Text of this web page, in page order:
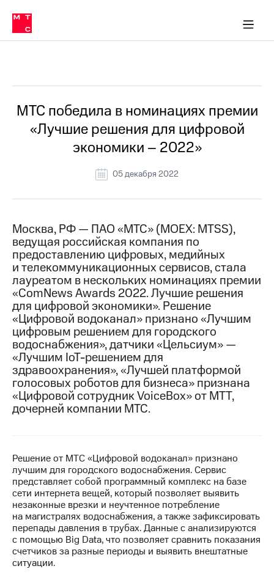
Медиа-центр
и акционерам
Устойчивое развитие
Комплаенс и деловая этика
компании
Карьера
История
компании
Руководство
информация
Контакты
Медиа-центр
Пресс-
релизы
МТС
о технологиях
Достижения
Интервью
Финансовая
отчетность
Контакты
и акционерам
Корпоративное
управление
Корпоративный
секретарь
Раскрытие
информации
Информация
в МТС
Пресс-
релизы
о технологиях
МТС победила в номинациях премии
«Лучшие решения для цифровой
экономики – 2022»
05 декабря 2022
Москва, РФ — ПАО «МТС» (MOEX: MTSS),
ведущая российская компания по
предоставлению цифровых, медийных
и телекоммуникационных сервисов, стала
лауреатом в нескольких номинациях премии
«ComNews Awards 2022. Лучшие решения
для цифровой экономики». Решение
«Цифровой водоканал» признано «Лучшим
цифровым решением для городского
водоснабжения», датчики «Цельсиум» —
«Лучшим IoT-решениемдля
здравоохранения», «Лучшей платформой
голосовых роботов для бизнеса» признана
«Цифровой сотрудник VoiceBox» от МТТ,
дочерней компании МТС.
Решение от МТС «Цифровой водоканал» признано
лучшим для городского водоснабжения. Сервис
представляет собой программный комплекс на базе
сети интернета вещей, который позволяет выявить
незаконные врезки и неучтенное потребление
на магистралях водоснабжения, а также зафиксировать
перепады давления в трубах. Данные с анализируются
с помощью Big Data, что позволяет сравнить показания
счетчиков за разные периоды и выявить внештатные
ситуации.